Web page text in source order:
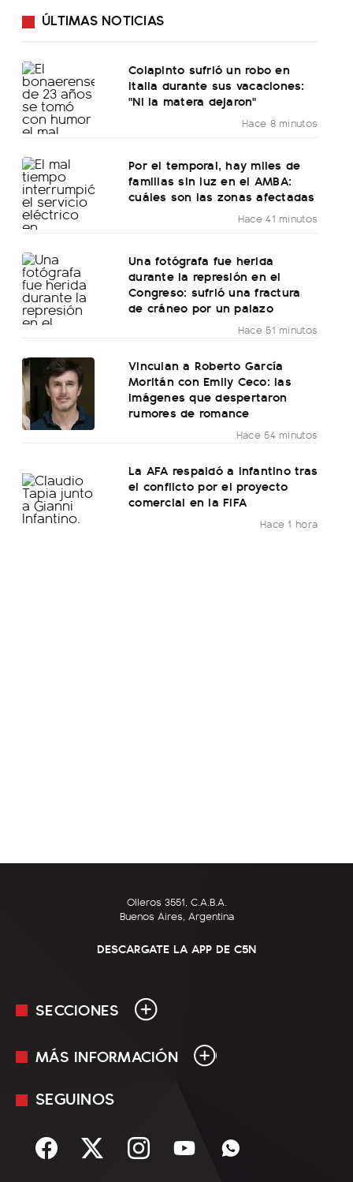
ÚLTIMAS NOTICIAS
Colapinto sufrió un robo en
Italia durante sus vacaciones:
"Ni la matera dejaron"
Hace 8 minutos
Por el temporal, hay miles de
familias sin luz en el AMBA:
cuáles son las zonas afectadas
Hace 41 minutos
Una fotógrafa fue herida
durante la represión en el
Congreso: sufrió una fractura
de cráneo por un palazo
Hace 51 minutos
Vinculan a Roberto García
Moritán con Emily Ceco: las
imágenes que despertaron
rumores de romance
Hace 54 minutos
La AFA respaldó a Infantino tras
el conflicto por el proyecto
comercial en la FIFA
Hace 1 hora
Olleros 3551, C.A.B.A.
Buenos Aires, Argentina
DESCARGATE LA APP DE C5N
SECCIONES
En Vivo
Sociedad
MÁS INFORMACIÓN
Mediakit
Términos y condiciones
SEGUINOS